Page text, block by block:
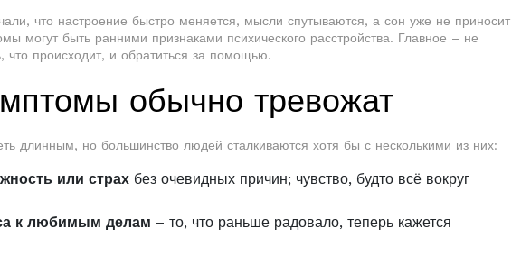
что настроение быстро меняется, мысли спутываются, а сон уже не приносит
могут быть ранними признаками психического расстройства. Главное – не
что происходит, и обратиться за помощью.
обычно тревожат
длинным, но большинство людей сталкиваются хотя бы с несколькими из них:
или страх без очевидных причин; чувство, будто всё вокруг
к любимым делам – то, что раньше радовало, теперь кажется